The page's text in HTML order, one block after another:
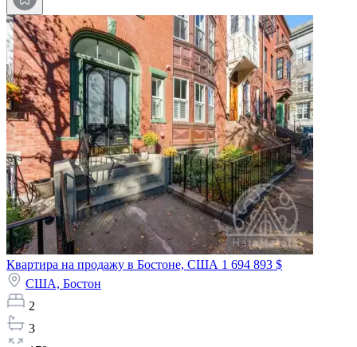
Квартира на продажу в Бостоне, США 1 694 893 $
США, Бостон
2
3